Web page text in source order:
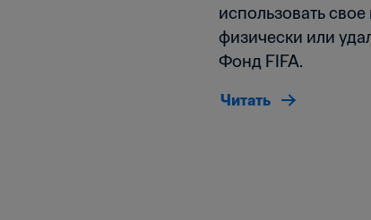
использовать
физически или
Фонд FIFA.
Читать